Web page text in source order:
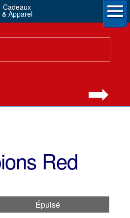
Cadeaux
& Apparel
Red
Épuisé